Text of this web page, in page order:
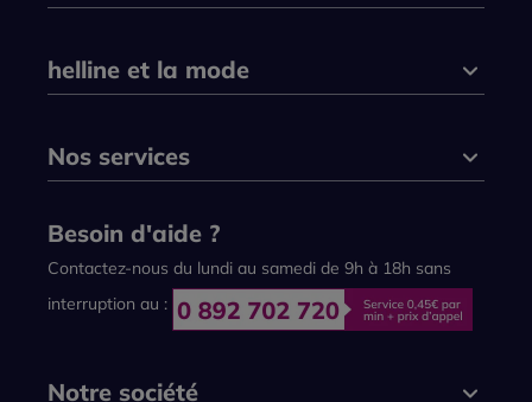
helline et la mode
Nos services
Besoin d'aide ?
Contactez-nous du lundi au samedi de 9h à 18h sans
interruption au :
Notre société